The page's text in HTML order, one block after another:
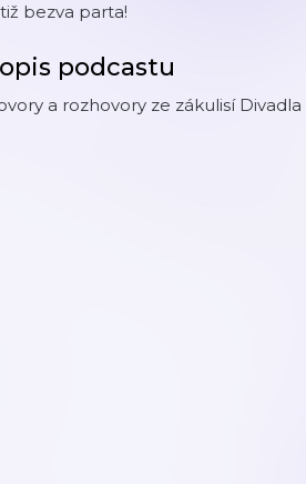
bezva parta!
podcastu
a rozhovory ze zákulisí Divadla